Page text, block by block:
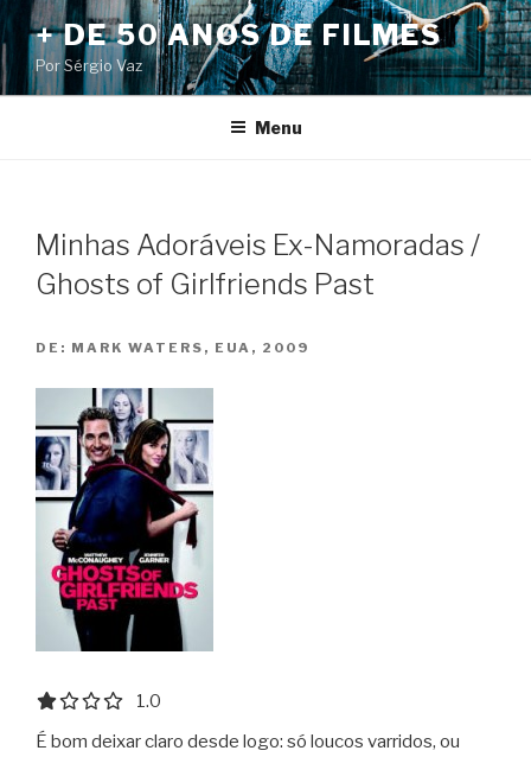
Pular
para
o
conteúdo
+ DE 50 ANOS DE FILMES
Por Sérgio Vaz
Menu
Minhas Adoráveis Ex-Namoradas /
Ghosts of Girlfriends Past
DE: MARK WATERS, EUA, 2009
1.0 out of 5.0 stars
1.0
É bom deixar claro desde logo: só loucos varridos, ou